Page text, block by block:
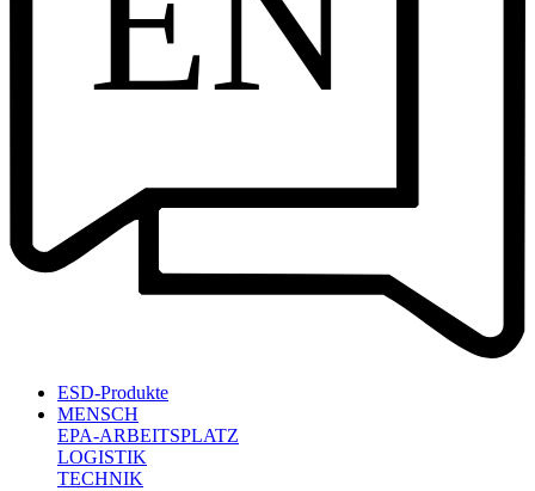
ESD-Produkte
MENSCH
EPA-ARBEITSPLATZ
LOGISTIK
TECHNIK